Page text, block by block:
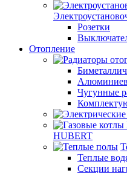
Розетки
Отопление
Чугунные
HUBERT
Теплые
Секции